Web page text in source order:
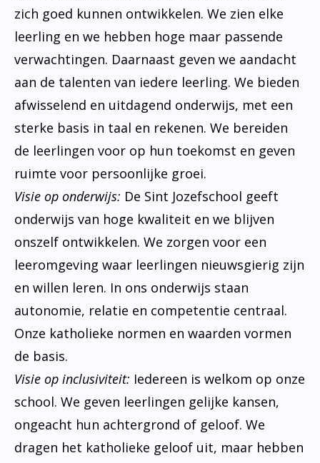
zich goed kunnen ontwikkelen. We zien elke
leerling en we hebben hoge maar passende
verwachtingen. Daarnaast geven we aandacht
aan de talenten van iedere leerling. We bieden
afwisselend en uitdagend onderwijs, met een
sterke basis in taal en rekenen. We bereiden
de leerlingen voor op hun toekomst en geven
ruimte voor persoonlijke groei.
Visie op onderwijs: De Sint Jozefschool geeft
onderwijs van hoge kwaliteit en we blijven
onszelf ontwikkelen. We zorgen voor een
leeromgeving waar leerlingen nieuwsgierig zijn
en willen leren. In ons onderwijs staan
autonomie, relatie en competentie centraal.
Onze katholieke normen en waarden vormen
de basis.
Visie op inclusiviteit: Iedereen is welkom op onze
school. We geven leerlingen gelijke kansen,
ongeacht hun achtergrond of geloof. We
dragen het katholieke geloof uit, maar hebben